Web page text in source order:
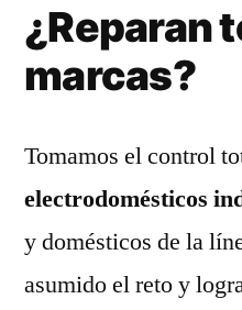
¿Reparan
marcas?
Tomamos el control
electrodomésticos
y domésticos de la
asumido el reto y